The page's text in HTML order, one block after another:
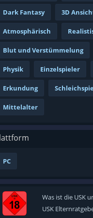
Dark Fantasy 3D
Atmosphärisch
Blut und Verstümmelung
Physik Einzelspieler
Erkundung
Mittelalter
PC
Was ist die USK
USK